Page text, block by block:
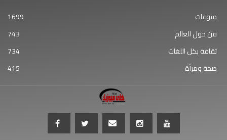
منوعات
1699
فن حول العالم
743
ثقافة بكل اللغات
734
صحة ومرأة
415